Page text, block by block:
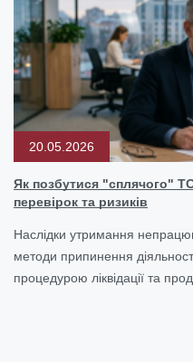
20.05.2026
Як позбутися "сплячого"
перевірок та ризиків
Наслідки утримання
методи припинення
процедурою ліквідації та